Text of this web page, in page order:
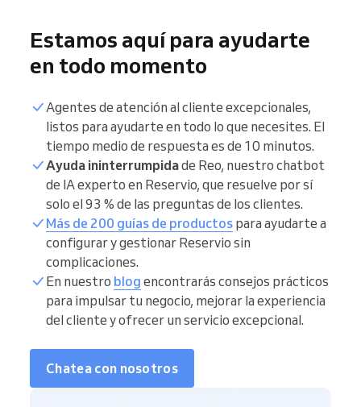
Estamos aquí para ayudarte
en todo momento
Agentes de atención al cliente excepcionales,
listos para ayudarte en todo lo que necesites. El
tiempo medio de respuesta es de 10 minutos.
Ayuda ininterrumpidade Reo, nuestro chatbot
de IA experto en Reservio, que resuelve por sí
solo el 93 % de las preguntas de los clientes.
Más de 200 guías de productos para ayudarte a
configurar y gestionar Reservio sin
complicaciones.
En nuestro blog encontrarás consejos prácticos
para impulsar tu negocio, mejorar la experiencia
del cliente y ofrecer un servicio excepcional.
Chatea con nosotros